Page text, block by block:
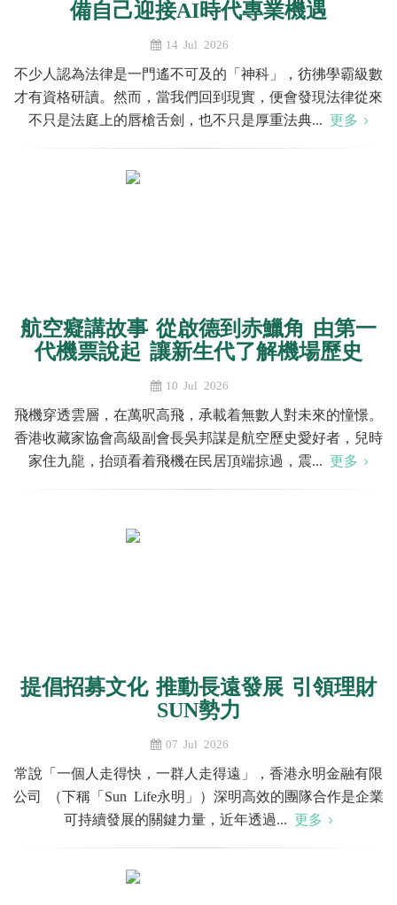
備自己迎接AI時代專業機遇
14 Jul 2026
不少人認為法律是一門遙不可及的「神科」，彷彿學霸級數
才有資格研讀。然而，當我們回到現實，便會發現法律從來
不只是法庭上的唇槍舌劍，也不只是厚重法典... 更多
航空癡講故事 從啟德到赤鱲角 由第一
代機票說起 讓新生代了解機場歷史
10 Jul 2026
飛機穿透雲層，在萬呎高飛，承載着無數人對未來的憧憬。
香港收藏家協會高級副會長吳邦謀是航空歷史愛好者，兒時
家住九龍，抬頭看着飛機在民居頂端掠過，震... 更多
提倡招募文化 推動長遠發展 引領理財
SUN勢力
07 Jul 2026
常說「一個人走得快，一群人走得遠」，香港永明金融有限
公司 （下稱「Sun Life永明」）深明高效的團隊合作是企業
可持續發展的關鍵力量，近年透過... 更多